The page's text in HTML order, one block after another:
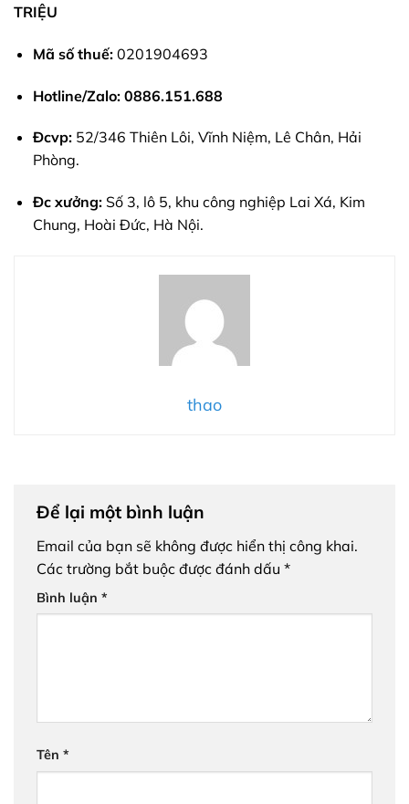
TRIỆU
Mã số thuế:0201904693
Hotline/Zalo: 0886.151.688
Đcvp:52/346 Thiên Lôi, Vĩnh Niệm, Lê Chân, Hải
Phòng.
Đc xưởng:Số 3, lô 5, khu công nghiệp Lai Xá, Kim
Chung, Hoài Đức, Hà Nội.
thao
Để lại một bình luận
Email của bạn sẽ không được hiển thị công khai.
Các trường bắt buộc được đánh dấu *
Bình luận *
Tên *